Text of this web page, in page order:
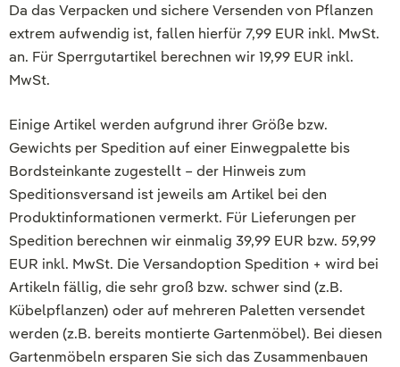
Da das Verpacken und sichere Versenden von Pflanzen
extrem aufwendig ist, fallen hierfür 7,99 EUR inkl. MwSt.
an. Für Sperrgutartikel berechnen wir 19,99 EUR inkl.
MwSt.
Einige Artikel werden aufgrund ihrer Größe bzw.
Gewichts per Spedition auf einer Einwegpalette bis
Bordsteinkante zugestellt – der Hinweis zum
Speditionsversand ist jeweils am Artikel bei den
Produktinformationen vermerkt. Für Lieferungen per
Spedition berechnen wir einmalig 39,99 EUR bzw. 59,99
EUR inkl. MwSt. Die Versandoption Spedition + wird bei
Artikeln fällig, die sehr groß bzw. schwer sind (z.B.
Kübelpflanzen) oder auf mehreren Paletten versendet
werden (z.B. bereits montierte Gartenmöbel). Bei diesen
Gartenmöbeln ersparen Sie sich das Zusammenbauen